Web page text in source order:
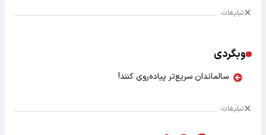
تبلیغات
وبگردی
سالماندان سریع‌تر پیاده‌روی کنند!
تبلیغات